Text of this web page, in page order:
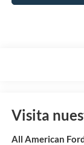
Visita
All American